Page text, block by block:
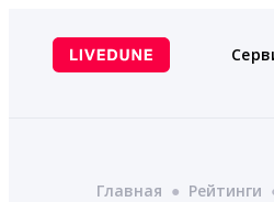
содержимому
Главная ● Рейтинги